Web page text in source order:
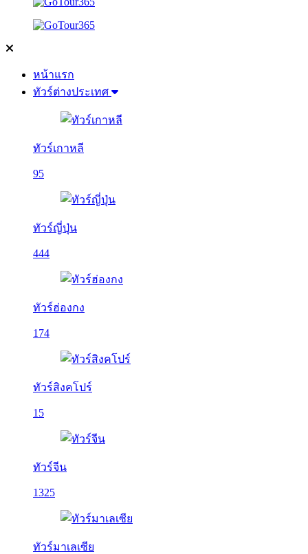
หน้าแรก
ทัวร์ต่างประเทศ
ทัวร์เกาหลี
95
ทัวร์ญี่ปุ่น
444
ทัวร์ฮ่องกง
174
ทัวร์สิงคโปร์
15
ทัวร์จีน
1325
ทัวร์มาเลเซีย